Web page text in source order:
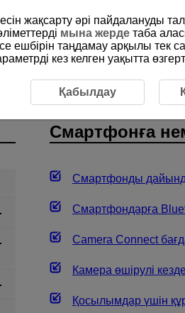
Смартфонға немесе планшетке
Смартфонға
Смартфонды
Смартфондарға
Camera Connect
Камера өшірулі кезде
Қосылымдар үшін
жақсарту әрі пайдалануды
мына жерде таба
ешбірін таңдамау арқылы
кез келген уақытта
Қабылдау